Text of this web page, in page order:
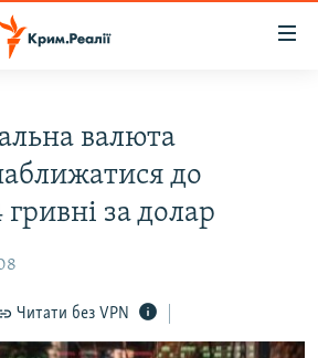
валюта
до
за долар
Читати без VPN